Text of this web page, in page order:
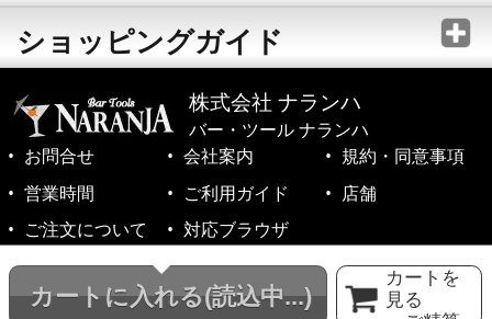
カートに入れる(読込中...)
カートを
見る
ショッピングガイド
株式会社 ナランハ
バー・ツール ナランハ
お問合せ
会社案内
規約・同意事項
営業時間
ご利用ガイド
店舗
ご注文について
対応ブラウザ
©1999-2026 NARANJA Inc. All Rights Reserved.